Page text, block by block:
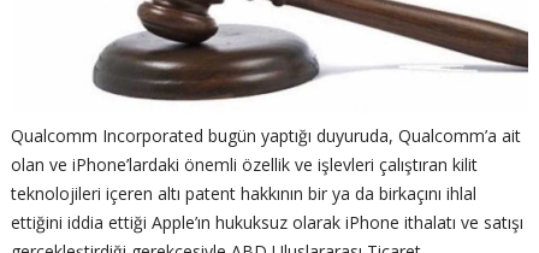
Qualcomm Incorporated bugün yaptığı duyuruda, Qualcomm’a ait
olan ve iPhone’lardaki önemli özellik ve işlevleri çalıştıran kilit
teknolojileri içeren altı patent hakkının bir ya da birkaçını ihlal
ettiğini iddia ettiği Apple’ın hukuksuz olarak iPhone ithalatı ve satışı